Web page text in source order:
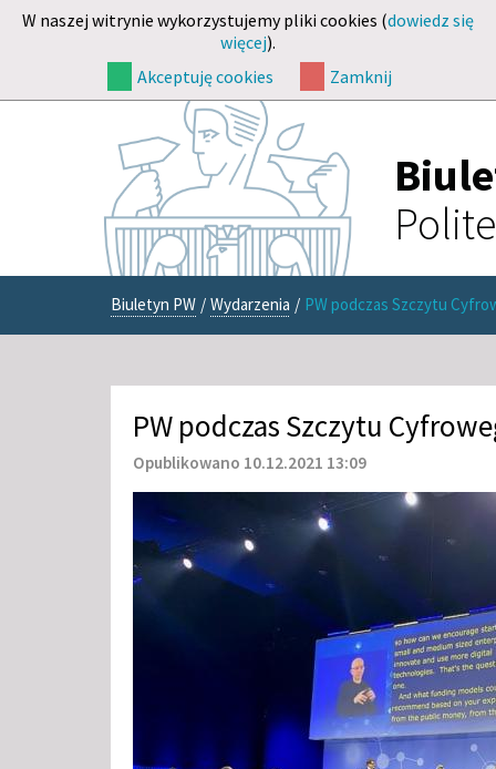
W naszej witrynie wykorzystujemy pliki cookies (dowiedz się
więcej).
Akceptuję cookies
Zamknij
Biuletyn PW / Wydarzenia / PW podczas Szczytu
PW podczas Szczytu
Opublikowano 10.12.2021 13:09